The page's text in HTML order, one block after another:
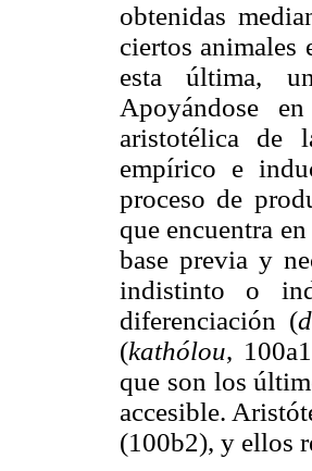
obtenidas
ciertos animales
esta última,
Apoyándose
aristotélica de
empírico e
proceso de
que encuentra
base previa y
indistinto o
diferenciación (
(kathólou,
que son los
accesible.
(100b2), y ellos